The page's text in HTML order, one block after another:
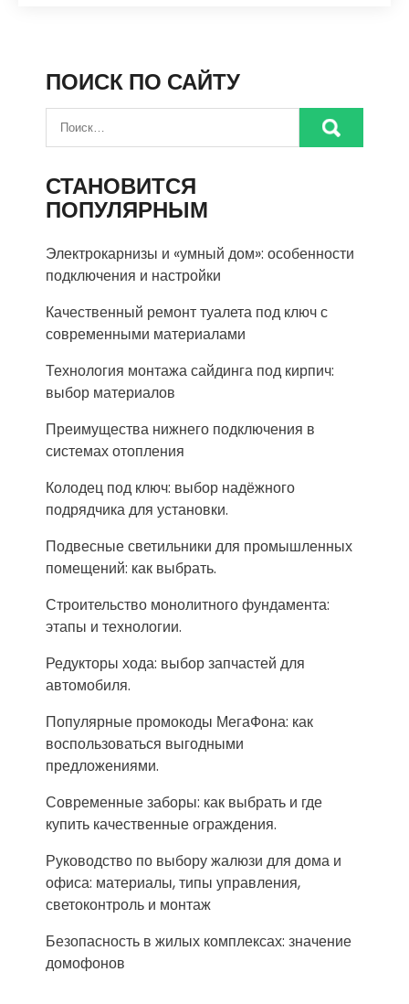
ПОИСК ПО САЙТУ
СТАНОВИТСЯ
ПОПУЛЯРНЫМ
Электрокарнизы и «умный дом»: особенности
подключения и настройки
Качественный ремонт туалета под ключ с
современными материалами
Технология монтажа сайдинга под кирпич:
выбор материалов
Преимущества нижнего подключения в
системах отопления
Колодец под ключ: выбор надёжного
подрядчика для установки.
Подвесные светильники для промышленных
помещений: как выбрать.
Строительство монолитного фундамента:
этапы и технологии.
Редукторы хода: выбор запчастей для
автомобиля.
Популярные промокоды МегаФона: как
воспользоваться выгодными
предложениями.
Современные заборы: как выбрать и где
купить качественные ограждения.
Руководство по выбору жалюзи для дома и
офиса: материалы, типы управления,
светоконтроль и монтаж
Безопасность в жилых комплексах: значение
домофонов